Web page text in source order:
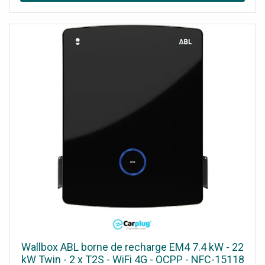
moniteur interne supplémentaire 332353 - 332354 -
compatible avec les caméras intérieures Netatmo
(NSC01-EU), les caméras extérieures Bticino (391441) et
Wallbox ABL borne de recharge EM4 7.4 kW - 22
kW Twin - 2 x T2S - WiFi 4G - OCPP - NFC-15118